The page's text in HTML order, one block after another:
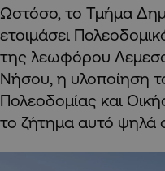
Ωστόσο, το Τμήμα
ετοιμάσει
της λεωφόρου
Νήσου, η υλοποίηση
Πολεοδομίας και
το ζήτημα αυτό ψηλά